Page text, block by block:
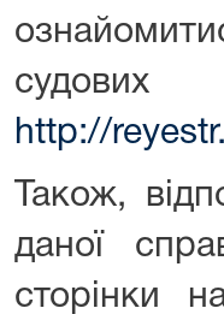
http://
Також,
даної
сторінки